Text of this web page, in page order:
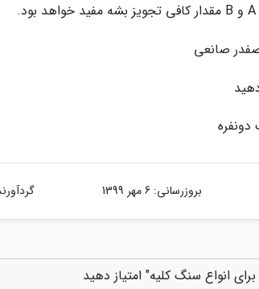
صانعی
دونفره
بروزرسانی: 6 مهر 1399
انواع سنگ کلیه" امتیاز دهید